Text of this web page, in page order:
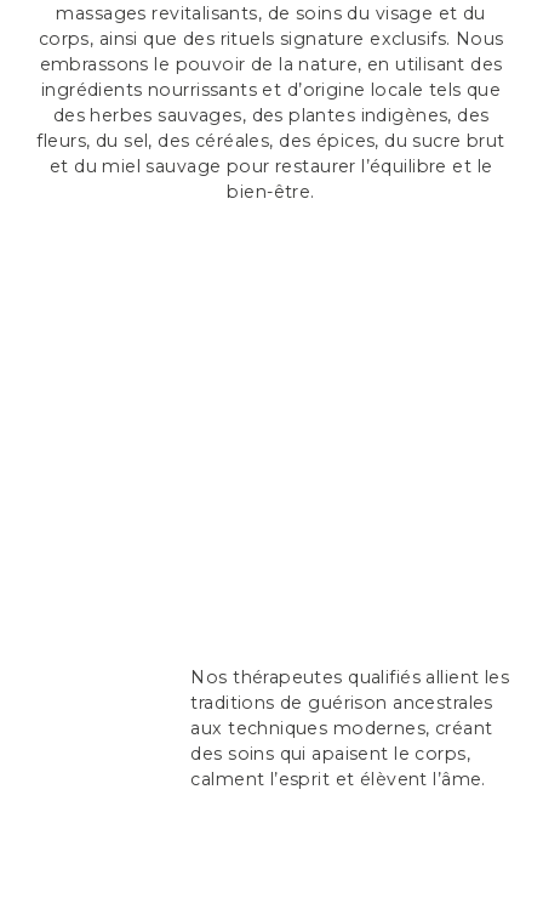
massages revitalisants, de soins du visage et du
corps, ainsi que des rituels signature exclusifs. Nous
embrassons le pouvoir de la nature, en utilisant des
ingrédients nourrissants et d’origine locale tels que
des herbes sauvages, des plantes indigènes, des
fleurs, du sel, des céréales, des épices, du sucre brut
et du miel sauvage pour restaurer l’équilibre et le
bien-être.
Nos thérapeutes qualifiés allient les
traditions de guérison ancestrales
aux techniques modernes, créant
des soins qui apaisent le corps,
calment l’esprit et élèvent l’âme.